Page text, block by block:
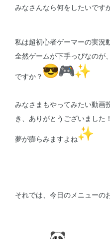
みなさんなら何をしたいです
私は超初心者ゲーマーの実況
全然ゲームが下手っぴなのが
ですか？
みなさまもやってみたい動画
き、ありがとうございました！
夢が膨らみますよね
それでは、今日のメニューの